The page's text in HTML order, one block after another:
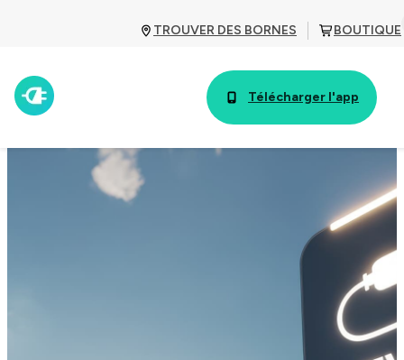
TROUVER DES BORNES BOUTIQUE
Télécharger l'app